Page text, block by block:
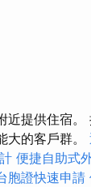
提供住宿
大的客戶群。
便捷自助式
胞證快速申請